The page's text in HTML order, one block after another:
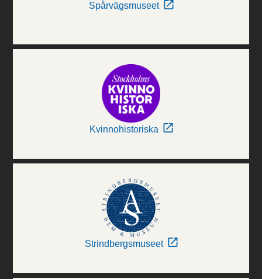
Spårvägsmuseet
Kvinnohistoriska
Strindbergsmuseet